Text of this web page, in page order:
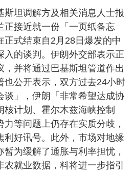
坦调解方及相关消息人士报
正接近就一份「一页纸备忘
正式结束自2月28日爆发的中
入的谈判。伊朗外交部表示正
，并将通过巴基斯坦管道作出
也公开表示，双方过去24小时
谈」，伊朗「非常希望达成协
计划、霍尔木兹海峡控制
等问题上仍存在实质分歧，
利好讯号。此外，市场对地缘
为缓解了通胀与利率担忧，
就业数据，料将进一步指引